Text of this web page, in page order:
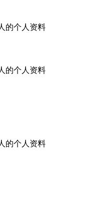
的个人资料
的个人资料
的个人资料